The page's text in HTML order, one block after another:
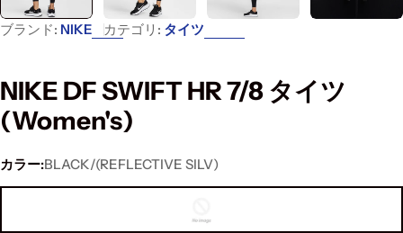
ブランド: NIKE カテゴリ: タイツ
NIKE DF SWIFT HR 7/8 タイツ
(Women's)
カラー:BLACK/(REFLECTIVE SILV)